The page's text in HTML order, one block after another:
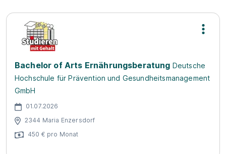
Bachelor of Arts Ernährungsberatung Deutsche
Hochschule für Prävention und Gesundheitsmanagement
GmbH
01.07.2026
2344 Maria Enzersdorf
450 € pro Monat